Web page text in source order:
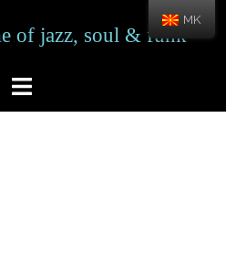
MK